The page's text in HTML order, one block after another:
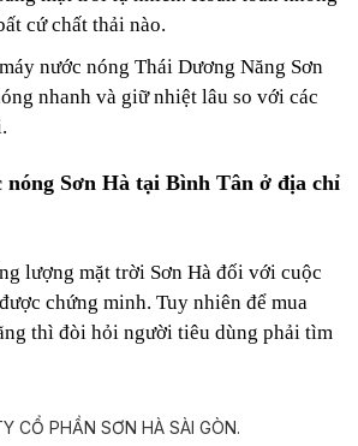
cứ chất thải nào.
nước nóng Thái Dương Năng Sơn
nhanh và giữ nhiệt lâu so với các
nóng Sơn Hà tại Bình Tân ở địa chỉ
lượng mặt trời Sơn Hà đối với cuộc
chứng minh. Tuy nhiên để mua
thì đòi hỏi người tiêu dùng phải tìm